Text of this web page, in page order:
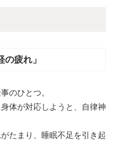
疲れ」
のひとつ。
体が対応しようと、自律神
たまり、睡眠不足を引き起